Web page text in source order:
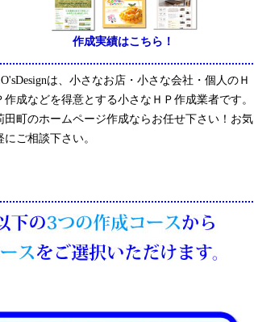
作成実績はこちら！
は、小さなお店・小さな会社・個人のＨ
作成などを得意とする小さなＨＰ作成業者です。
田町のホームページ作成ならお任せ下さい！お気
にご相談下さい。